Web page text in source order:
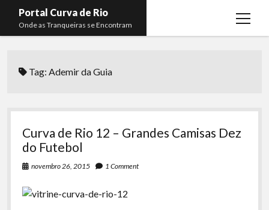
Portal Curva de Rio
Onde as Tranqueiras se Encontram
open
menu
Curva de Rio
Komos
La Siesta Podcast
Membros
Lucas Oliveira
Kaique Xavier
Tag:Ademir da Guia
Curva de Rio 12 – Grandes Camisas Dez
do Futebol
novembro 26, 2015 1 Comment